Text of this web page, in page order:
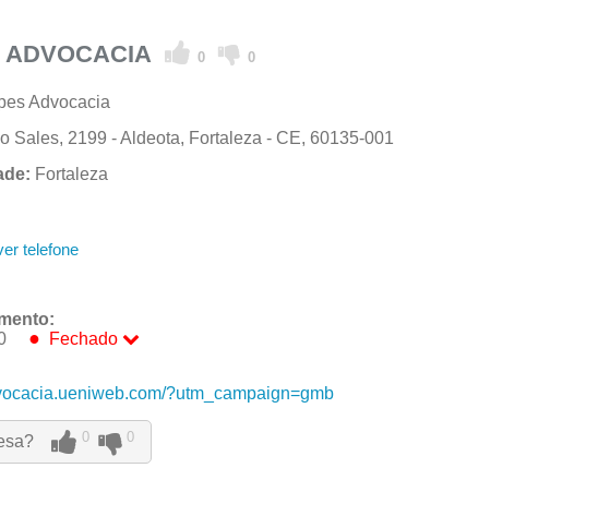
0 0
Advocacia
Sales, 2199 - Aldeota, Fortaleza - CE, 60135-001
Fortaleza
telefone
● Fechado
●
Fechado
?utm_campaign=gmb
0 0